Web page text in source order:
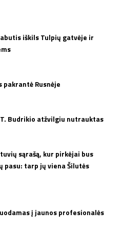
iškils Tulpių gatvėje ir
Rusnėje
Budrikio atžvilgiu nutrauktas
sąrašą, kur pirkėjai bus
pasu: tarp jų viena Šilutės
į jaunos profesionalės